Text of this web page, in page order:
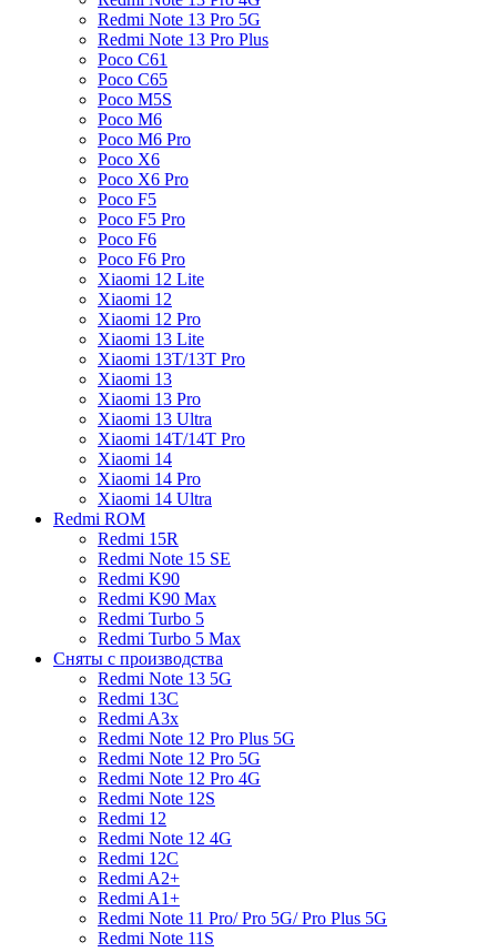
Redmi Note 13 Pro 5G
Redmi Note 13 Pro Plus
Poco C61
Poco C65
Poco M5S
Poco M6
Poco M6 Pro
Poco X6
Poco X6 Pro
Poco F5
Poco F5 Pro
Poco F6
Poco F6 Pro
Xiaomi 12 Lite
Xiaomi 12
Xiaomi 12 Pro
Xiaomi 13 Lite
Xiaomi 13T/13T Pro
Xiaomi 13
Xiaomi 13 Pro
Xiaomi 13 Ultra
Xiaomi 14T/14T Pro
Xiaomi 14
Xiaomi 14 Pro
Xiaomi 14 Ultra
Redmi ROM
Redmi 15R
Redmi Note 15 SE
Redmi K90
Redmi K90 Max
Redmi Turbo 5
Redmi Turbo 5 Max
Сняты с производства
Redmi Note 13 5G
Redmi 13C
Redmi A3x
Redmi Note 12 Pro Plus 5G
Redmi Note 12 Pro 5G
Redmi Note 12 Pro 4G
Redmi Note 12S
Redmi 12
Redmi Note 12 4G
Redmi 12C
Redmi A2+
Redmi A1+
Redmi Note 11 Pro/ Pro 5G/ Pro Plus 5G
Redmi Note 11S